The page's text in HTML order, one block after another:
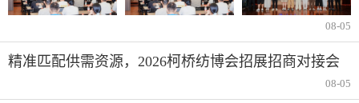
08-05
精准匹配供需资源，2026柯桥纺博会招展招商对接会
08-05